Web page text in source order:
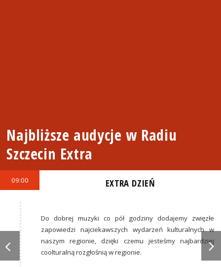
Najbliższe audycje w Radiu
Szczecin Extra
09:00 EXTRA DZIEŃ
Do dobrej muzyki co pół godziny dodajemy zwięzłe
zapowiedzi najciekawszych wydarzeń kulturalnych w
naszym regionie, dzięki czemu jesteśmy najbardziej
coolturalną rozgłośnią w regionie.